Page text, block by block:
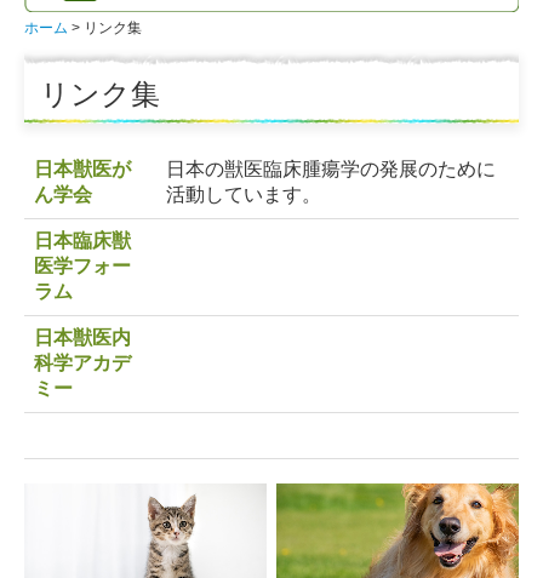
犬と猫のがんクリニック
化学療法（抗ガン剤による治療）
放射線療法
お知らせ
採用案内
ホーム リンク集
リンク集
日本獣医が
ん学会
日本の獣医臨床腫瘍学の発展のために
活動しています。
日本臨床獣
医学フォー
ラム
日本獣医内
科学アカデ
ミー